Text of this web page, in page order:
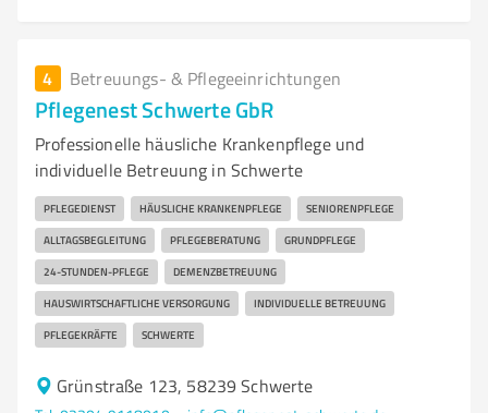
4 Betreuungs- & Pflegeeinrichtungen
Pflegenest Schwerte GbR
Professionelle häusliche Krankenpflege und
individuelle Betreuung in Schwerte
PFLEGEDIENST HÄUSLICHE KRANKENPFLEGE SENIORENPFLEGE
ALLTAGSBEGLEITUNG PFLEGEBERATUNG GRUNDPFLEGE
24-STUNDEN-PFLEGE DEMENZBETREUUNG
HAUSWIRTSCHAFTLICHE VERSORGUNG INDIVIDUELLE BETREUUNG
PFLEGEKRÄFTE SCHWERTE
Grünstraße 123, 58239 Schwerte